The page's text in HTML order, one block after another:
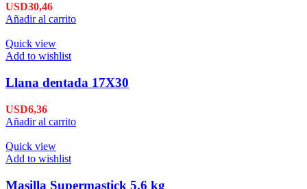
USD30,46
Añadir al carrito
Quick view
Add to wishlist
Llana dentada 17X30
USD6,36
Añadir al carrito
Quick view
Add to wishlist
Masilla Supermastick 5.6 kg